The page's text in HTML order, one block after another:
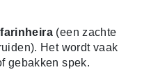
farinheira(een zachte
Het wordt vaak
gebakken spek.